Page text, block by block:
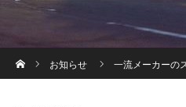
お知らせ
一流メーカーの